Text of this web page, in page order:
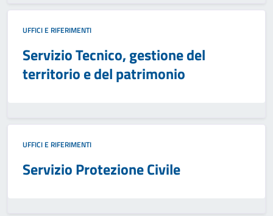
UFFICI E RIFERIMENTI
Servizio Tecnico, gestione del
territorio e del patrimonio
UFFICI E RIFERIMENTI
Servizio Protezione Civile